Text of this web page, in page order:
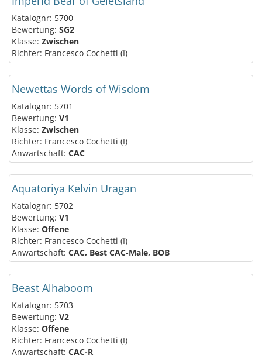
Katalognr: 5700
Bewertung: SG2
Klasse: Zwischen
Richter: Francesco Cochetti (I)
Newettas Words of Wisdom
Katalognr: 5701
Bewertung: V1
Klasse: Zwischen
Richter: Francesco Cochetti (I)
Anwartschaft: CAC
Aquatoriya Kelvin Uragan
Katalognr: 5702
Bewertung: V1
Klasse: Offene
Richter: Francesco Cochetti (I)
Anwartschaft: CAC, Best CAC-Male, BOB
Beast Alhaboom
Katalognr: 5703
Bewertung: V2
Klasse: Offene
Richter: Francesco Cochetti (I)
Anwartschaft: CAC-R